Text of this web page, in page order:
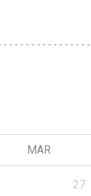
MAR
27